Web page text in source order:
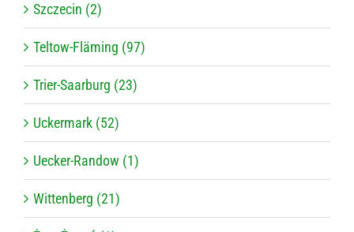
Szczecin (2)
Teltow-Fläming (97)
Trier-Saarburg (23)
Uckermark (52)
Uecker-Randow (1)
Wittenberg (21)